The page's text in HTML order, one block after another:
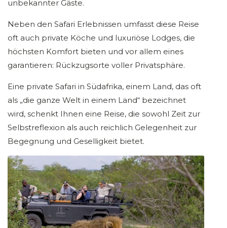
unbekannter Gäste.
Neben den Safari Erlebnissen umfasst diese Reise
oft auch private Köche und luxuriöse Lodges, die
höchsten Komfort bieten und vor allem eines
garantieren: Rückzugsorte voller Privatsphäre.
Eine private Safari in Südafrika, einem Land, das oft
als „die ganze Welt in einem Land“ bezeichnet
wird, schenkt Ihnen eine Reise, die sowohl Zeit zur
Selbstreflexion als auch reichlich Gelegenheit zur
Begegnung und Geselligkeit bietet.